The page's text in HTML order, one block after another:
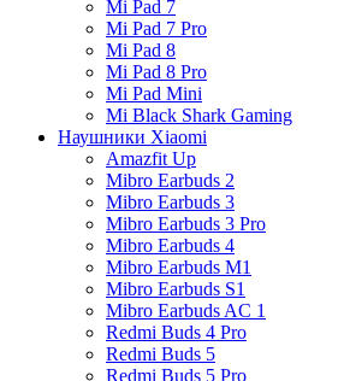
Mi Pad 7
Mi Pad 7 Pro
Mi Pad 8
Mi Pad 8 Pro
Mi Pad Mini
Mi Black Shark Gaming
Наушники Xiaomi
Amazfit Up
Mibro Earbuds 2
Mibro Earbuds 3
Mibro Earbuds 3 Pro
Mibro Earbuds 4
Mibro Earbuds M1
Mibro Earbuds S1
Mibro Earbuds AC 1
Redmi Buds 4 Pro
Redmi Buds 5
Redmi Buds 5 Pro